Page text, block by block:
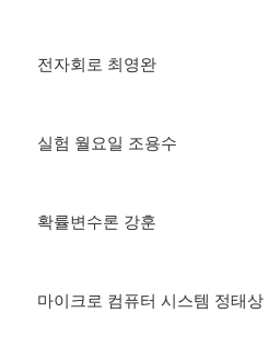
전자회로 최영완
실험 월요일 조용수
확률변수론 강훈
마이크로 컴퓨터 시스템 정태상